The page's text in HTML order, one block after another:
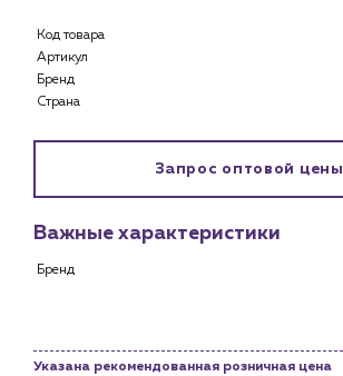
Клиентам
Снабженцам и подрядным организациям
История компании
Код товара
Артикул
Бренд
Страна
Запрос оптовой цены
Важные характеристики
Бренд
Указана рекомендованная розничная цена